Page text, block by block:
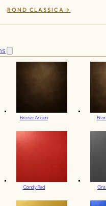
ROND CLASSICA
Bronze Ancien
Candy Red